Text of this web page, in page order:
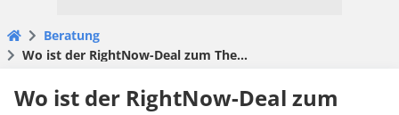
Beratung
Wo ist der RightNow-Deal zum Thema Priv. Krankenvers.?
Wo ist der RightNow-Deal zum